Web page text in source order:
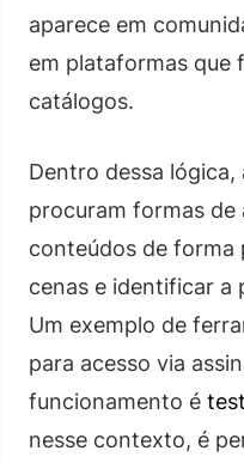
aparece em
em plataformas que
catálogos.
Dentro dessa lógica,
procuram formas de
conteúdos de forma
cenas e identificar a
Um exemplo de
para acesso via
funcionamento é
nesse contexto, é